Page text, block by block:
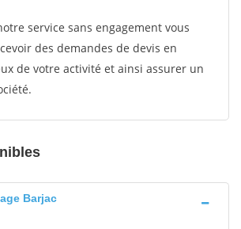
service sans engagement vous
des demandes de devis en
de votre activité et ainsi assurer un
Barjac